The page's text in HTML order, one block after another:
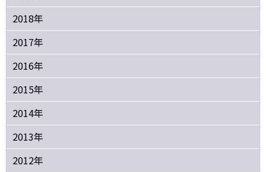
2018年
2017年
2016年
2015年
2014年
2013年
2012年